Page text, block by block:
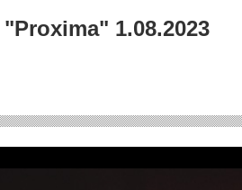
1.08.2023